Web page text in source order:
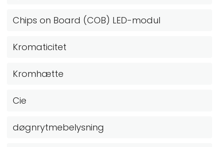
Chips on Board (COB) LED-modul
Kromaticitet
Kromhætte
Cie
døgnrytmebelysning